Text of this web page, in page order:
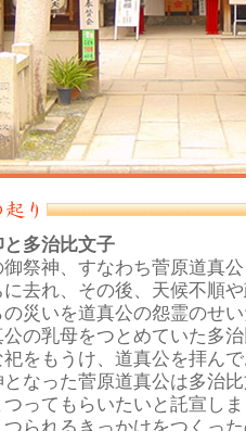
と多治比文子
御祭神、すなわち菅原道真
去れ、その後、天候不順
の災いを道真公の怨霊のせ
の乳母をつとめていた多
祀をもうけ、道真公を拝ん
となった菅原道真公は多治
ってもらいたいと託宣し